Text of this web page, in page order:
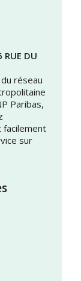
DU
réseau
Paribas,
sur